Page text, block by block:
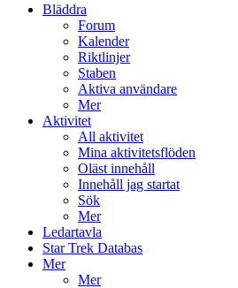
Bläddra
Forum
Kalender
Riktlinjer
Staben
Aktiva användare
Mer
Aktivitet
All aktivitet
Mina aktivitetsflöden
Oläst innehåll
Innehåll jag startat
Sök
Mer
Ledartavla
Star Trek Databas
Mer
Mer